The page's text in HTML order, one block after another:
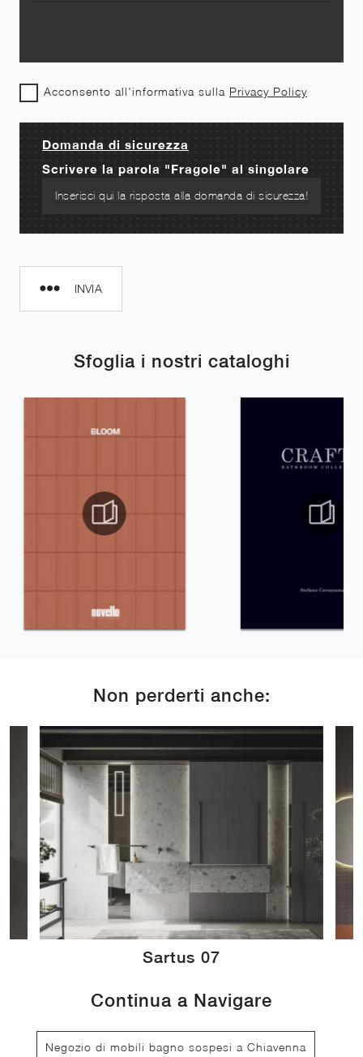
Sfoglia i nostri cataloghi
Acconsento all'informativa sulla Privacy Policy
Domanda di sicurezza
Scrivere la parola "Fragole" al singolare
INVIA
Non perderti anche:
Sartus 07
Continua a Navigare
Negozio di mobili bagno sospesi a Chiavenna